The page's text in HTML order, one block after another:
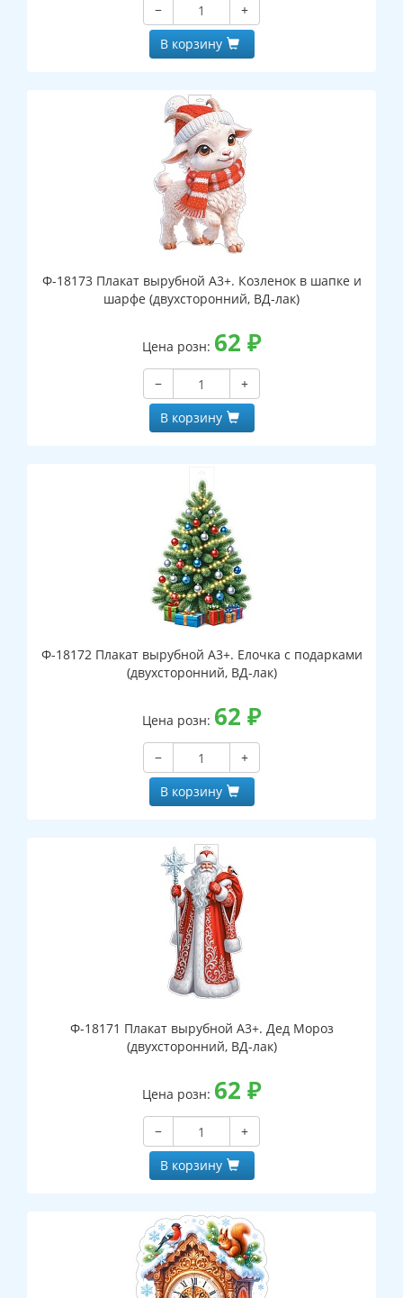
−
+
В корзину
Ф-18173 Плакат вырубной А3+. Козленок в шапке и
шарфе (двухсторонний, ВД-лак)
Цена розн: 62 ₽
−
+
В корзину
Ф-18172 Плакат вырубной А3+. Елочка с подарками
(двухсторонний, ВД-лак)
Цена розн: 62 ₽
−
+
В корзину
Ф-18171 Плакат вырубной А3+. Дед Мороз
(двухсторонний, ВД-лак)
Цена розн: 62 ₽
−
+
В корзину